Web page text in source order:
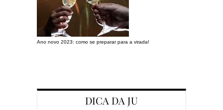
Ano novo 2023: como se preparar para a virada!
DICA DA JU